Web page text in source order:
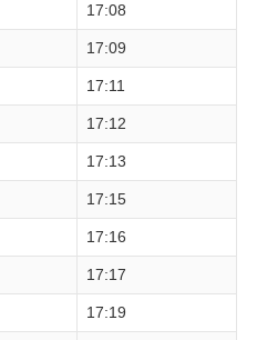
17:08
17:09
17:11
17:12
17:13
17:15
17:16
17:17
17:19